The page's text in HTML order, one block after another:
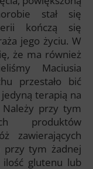
stał się
kończą się
jego życiu. W
że ma również
Maciusia
przestało bić
terapią na
przy tym
produktów
zawierających
przy tym żadnej
glutenu lub